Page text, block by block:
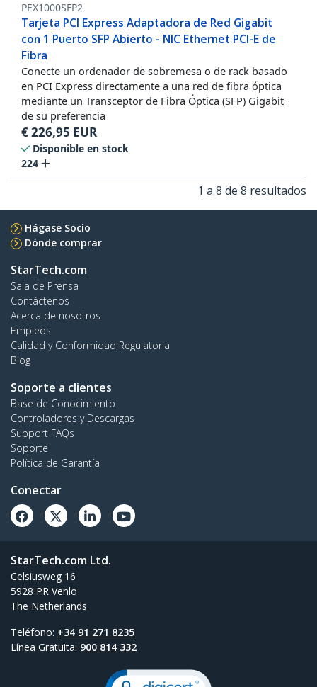
PEX1000SFP2
Tarjeta PCI Express Adaptadora de Red Gigabit
con 1 Puerto SFP Abierto - NIC Ethernet PCI-E de
Fibra
Conecte un ordenador de sobremesa o de rack basado
en PCI Express directamente a una red de fibra óptica
mediante un Transceptor de Fibra Óptica (SFP) Gigabit
de su preferencia
€226,95 EUR
Disponible en stock
224
1 a 8 de 8 resultados
Hágase Socio
Dónde comprar
StarTech.com
Sala de Prensa
Contáctenos
Acerca de nosotros
Empleos
Calidad y Conformidad Regulatoria
Blog
Soporte a clientes
Base de Conocimiento
Controladores y Descargas
Support FAQs
Soporte
Política de Garantía
Conectar
StarTech.com Ltd.
Celsiusweg 16
5928 PR Venlo
The Netherlands
Teléfono: +34 91 271 8235
Línea Gratuita: 900 814 332